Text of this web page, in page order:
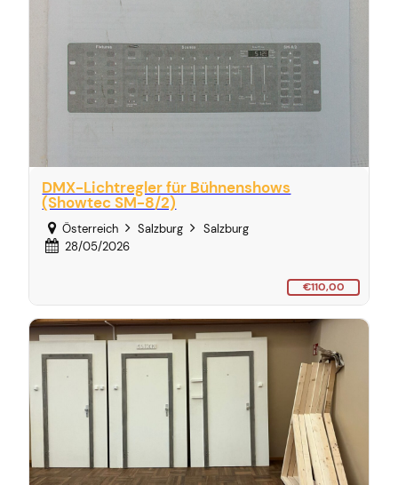
DMX-Lichtregler für Bühnenshows
(Showtec SM-8/2)
Österreich Salzburg
Salzburg
28/05/2026
€110,00